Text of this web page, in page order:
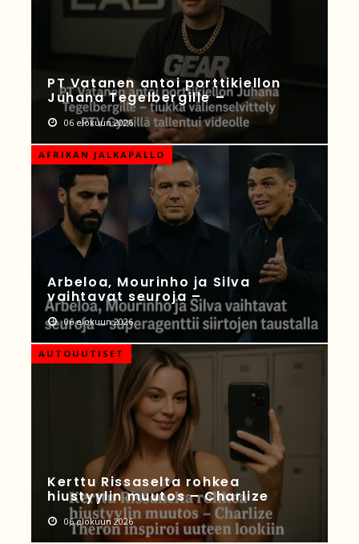
PT Vatanen antoi porttikiellon
Juhana Tegelbergille –
06 elokuun 2026
AFRIKAN JALKAPALLO
Arbeloa, Mourinho ja Silva
vaihtavat seuroja –
06 elokuun 2026
AUTOUUTISET
Kerttu Rissaselta rohkea
hiustyylin muutos – Charlize
06 elokuun 2026